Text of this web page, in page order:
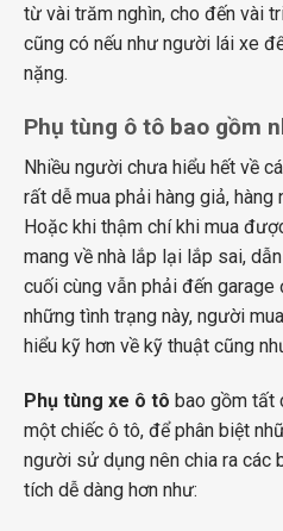
từ vài trăm nghìn, cho đến vài
cũng có nếu như người lái xe
nặng.
Phụ tùng ô tô bao gồm
Nhiều người chưa hiểu hết về
rất dễ mua phải hàng giả, hàng
Hoặc khi thậm chí khi mua
mang về nhà lắp lại lắp sai,
cuối cùng vẫn phải đến
những tình trạng này, người mua
hiểu kỹ hơn về kỹ thuật cũng
Phụ tùng xe ô tô bao gồm tất
một chiếc ô tô, để phân biệt
người sử dụng nên chia ra các
tích dễ dàng hơn như: